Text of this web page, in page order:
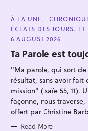
C
A
T
E
O
R
E
À LA UNE
ÉCLATS DES JOURS.
6 AUGUST 2026
Ta Parole est
"Ma parole, qui sort de
résultat, sans avoir fait
mission" (Isaïe 55, 11).
façonne, nous
offert par Christine
Read More